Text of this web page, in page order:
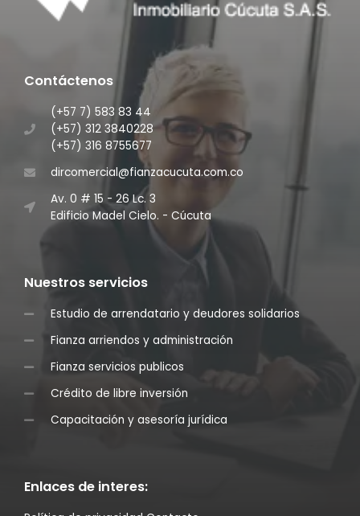
Contáctenos
(+57 7) 583 83 44
(+57) 312 3840228
(+57) 316 8755677
dircomercial@fianzacucuta.com.co
Av. 0 # 15 - 26 Lc. 3
Edificio Madel Cielo. - Cúcuta
Nuestros servicios
Estudio de arrendatario y deudores solidarios
Fianza arriendos y administración
Fianza servicios publicos
Crédito de libre inversión
Capacitación y asesoría jurídica
Enlaces de interes: